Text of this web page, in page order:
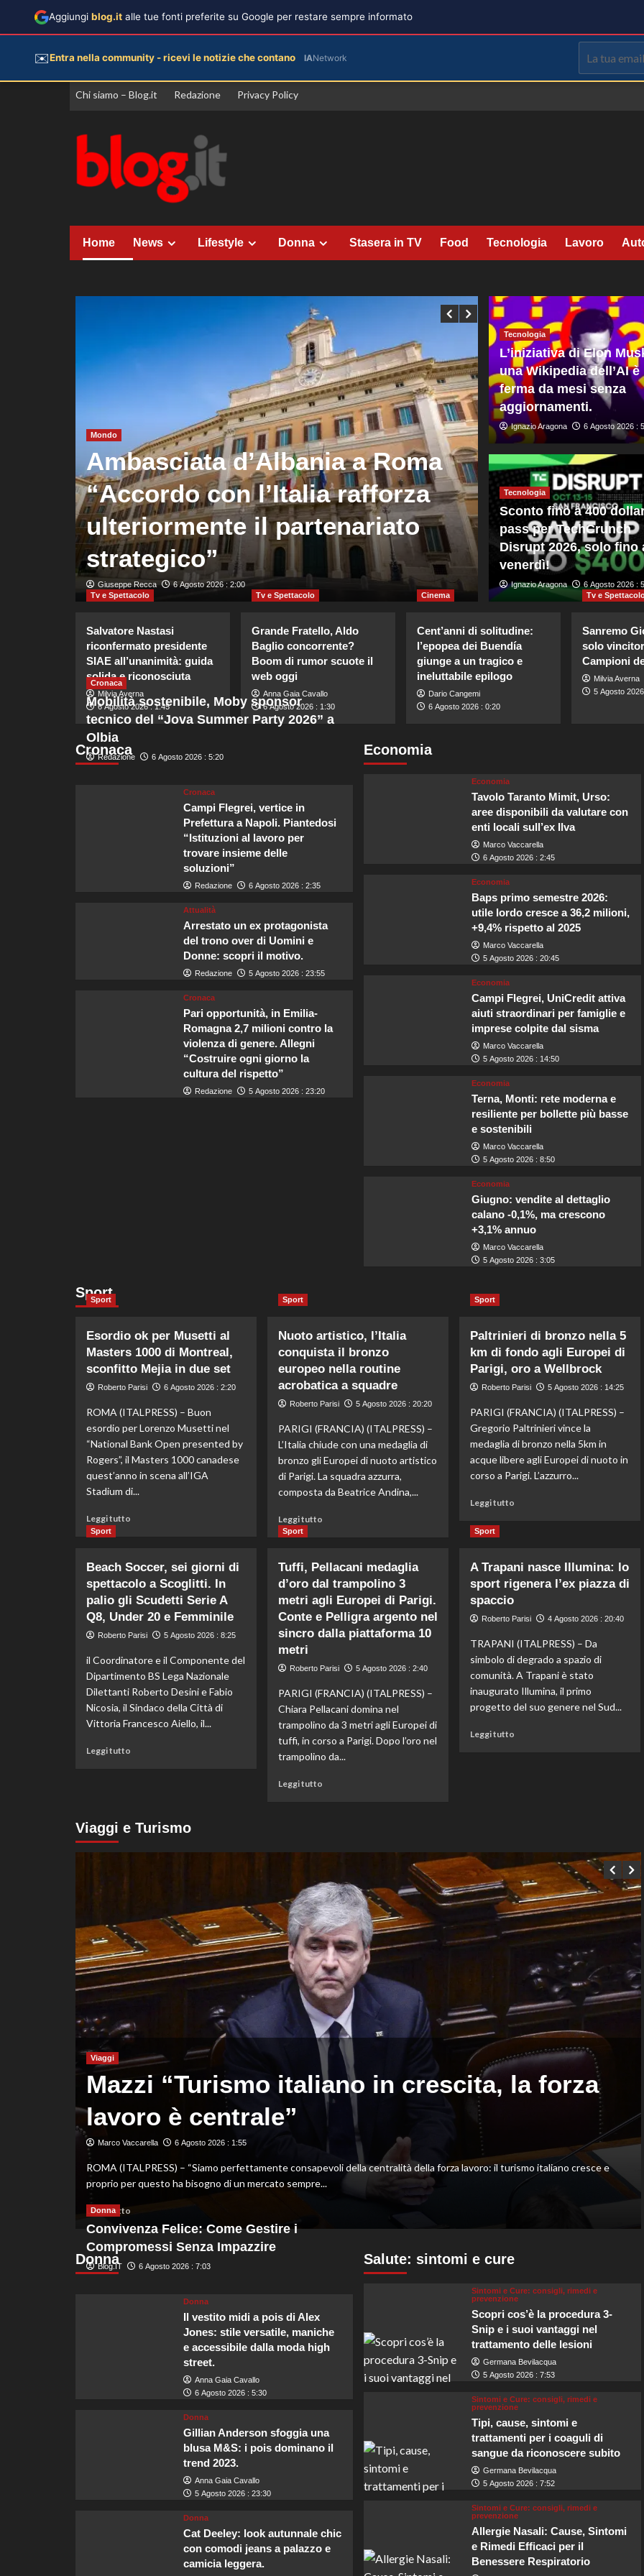
Vai
Chi siamo – Blog.it Redazione Privacy Policy
Home News Lifestyle Donna Stasera in TV Food Tecnologia Lavoro
Mondo
Ambasciata d’Albania a Roma
“Accordo con l’Italia rafforza
ulteriormente il partenariato
strategico”
Giuseppe Recca 6 Agosto 2026 : 2:00
Mondo
Netanyahu
grande
Israele non
senza
Giuseppe Recca 5 Agosto 2026 :
Tecnologia
L’iniziativa di Elon
una Wikipedia dell’AI è
ferma da mesi senza
aggiornamenti.
Ignazio Aragona 6 Agosto 2026 :
Tecnologia
Sconto fino a 400
pass per TechCrunch
Disrupt 2026, solo fino
venerdì!
Ignazio Aragona 6 Agosto 2026 :
Tv e Spettacolo
Salvatore Nastasi
riconfermato presidente
SIAE all’unanimità: guida
solida e riconosciuta
Milvia Averna
6 Agosto 2026 : 1:45
Tv e Spettacolo
Grande Fratello, Aldo
Baglio concorrente?
Boom di rumor scuote il
web oggi
Anna Gaia Cavallo
6 Agosto 2026 : 1:30
Cinema
Cent’anni di solitudine:
l’epopea dei Buendía
giunge a un tragico e
ineluttabile epilogo
Dario Cangemi
6 Agosto 2026 : 0:20
Tv e
Sanremo
solo
Campioni
Milvia Averna
5 Agosto
Cronaca
Cronaca
Mobilità sostenibile, Moby sponsor
tecnico del “Jova Summer Party 2026” a
Olbia
Redazione 6 Agosto 2026 : 5:20
Cronaca
Campi Flegrei, vertice in
Prefettura a Napoli. Piantedosi
“Istituzioni al lavoro per
trovare insieme delle
soluzioni”
Redazione 6 Agosto 2026 : 2:35
Attualità
Arrestato un ex protagonista
del trono over di Uomini e
Donne: scopri il motivo.
Redazione 5 Agosto 2026 : 23:55
Cronaca
Pari opportunità, in Emilia-
Romagna 2,7 milioni contro la
violenza di genere. Allegni
“Costruire ogni giorno la
cultura del rispetto”
Redazione 5 Agosto 2026 : 23:20
Economia
Economia
Tavolo Taranto Mimit, Urso:
aree disponibili da valutare con
enti locali sull’ex Ilva
Marco Vaccarella
6 Agosto 2026 : 2:45
Economia
Baps primo semestre 2026:
utile lordo cresce a 36,2 milioni,
+9,4% rispetto al 2025
Marco Vaccarella
5 Agosto 2026 : 20:45
Economia
Campi Flegrei, UniCredit attiva
aiuti straordinari per famiglie e
imprese colpite dal sisma
Marco Vaccarella
5 Agosto 2026 : 14:50
Economia
Terna, Monti: rete moderna e
resiliente per bollette più basse
e sostenibili
Marco Vaccarella
5 Agosto 2026 : 8:50
Economia
Giugno: vendite al dettaglio
calano -0,1%, ma crescono
+3,1% annuo
Marco Vaccarella
5 Agosto 2026 : 3:05
Sport
Sport
Esordio ok per Musetti al
Masters 1000 di Montreal,
sconfitto Mejia in due set
Roberto Parisi 6 Agosto 2026 : 2:20
ROMA (ITALPRESS) – Buon
esordio per Lorenzo Musetti nel
“National Bank Open presented by
Rogers”, il Masters 1000 canadese
quest’anno in scena all’IGA
Stadium di...
Leggi tuttoLeggi
Esordio
ok
per
Musetti
Masters
di
Montreal,
sconfitto
Mejia
in
set
Sport
Nuoto artistico, l’Italia
conquista il bronzo
europeo nella routine
acrobatica a squadre
Roberto Parisi 5 Agosto 2026 : 20:20
PARIGI (FRANCIA) (ITALPRESS) –
L’Italia chiude con una medaglia di
bronzo gli Europei di nuoto artistico
di Parigi. La squadra azzurra,
composta da Beatrice Andina,...
Leggi tuttoLeggi
Nuoto
artistico,
l’Italia
conquista
il
bronzo
nella
acrobatica
a
squadre
Sport
Paltrinieri di bronzo nella 5
km di fondo agli Europei di
Parigi, oro a Wellbrock
Roberto Parisi 5 Agosto 2026 : 14:25
PARIGI (FRANCIA) (ITALPRESS) –
Gregorio Paltrinieri vince la
medaglia di bronzo nella 5km in
acque libere agli Europei di nuoto in
corso a Parigi. L’azzurro...
Leggi tutto
di
bronzo
km
di
fondo
agli
Europei
di
Parigi,
Sport
Beach Soccer, sei giorni di
spettacolo a Scoglitti. In
palio gli Scudetti Serie A
Q8, Under 20 e Femminile
Roberto Parisi 5 Agosto 2026 : 8:25
il Coordinatore e il Componente del
Dipartimento BS Lega Nazionale
Dilettanti Roberto Desini e Fabio
Nicosia, il Sindaco della Città di
Vittoria Francesco Aiello, il...
Leggi tuttoLeggi
sei
palio
gli
Scudetti
Serie
A
Q8,
20
e
Sport
Tuffi, Pellacani medaglia
d’oro dal trampolino 3
metri agli Europei di Parigi.
Conte e Pelligra argento nel
sincro dalla piattaforma 10
metri
Roberto Parisi 5 Agosto 2026 : 2:40
PARIGI (FRANCIA) (ITALPRESS) –
Chiara Pellacani domina nel
trampolino da 3 metri agli Europei di
tuffi, in corso a Parigi. Dopo l’oro nel
trampolino da...
Leggi tuttoLeggi
Pellacani
dal
trampolino
3
metri
agli
Europei
di
Parigi.
Conte
e
Pelligra
argento
sincro
dalla
piattaforma
10
Sport
A Trapani nasce Illumina: lo
sport rigenera l’ex piazza di
spaccio
Roberto Parisi 4 Agosto 2026 : 20:40
TRAPANI (ITALPRESS) – Da
simbolo di degrado a spazio di
comunità. A Trapani è stato
inaugurato Illumina, il primo
progetto del suo genere nel Sud...
Leggi tutto
sport
rigenera
l’ex
piazza
di
spaccio
Viaggi e Turismo
Viaggi
Mazzi “Turismo italiano in crescita, la forza
lavoro è centrale”
Marco Vaccarella 6 Agosto 2026 : 1:55
ROMA (ITALPRESS) – “Siamo perfettamente consapevoli della centralità della forza lavoro: il turismo italiano cresce e
proprio per questo ha bisogno di un mercato sempre...
Leggi tuttoLeggi
più
su
Mazzi
Donna
Donna
Convivenza Felice: Come Gestire i
Compromessi Senza Impazzire
Blog.IT 6 Agosto 2026 : 7:03
Donna
Il vestito midi a pois di Alex
Jones: stile versatile, maniche
e accessibile dalla moda high
street.
Anna Gaia Cavallo
6 Agosto 2026 : 5:30
Donna
Gillian Anderson sfoggia una
blusa M&S: i pois dominano il
trend 2023.
Anna Gaia Cavallo
5 Agosto 2026 : 23:30
Donna
Cat Deeley: look autunnale chic
con comodi jeans a palazzo e
camicia leggera.
Salute: sintomi e cure
Sintomi e Cure: consigli, rimedi e
prevenzione
Scopri cos’è la procedura 3-
Snip e i suoi vantaggi nel
trattamento delle lesioni
Germana Bevilacqua
5 Agosto 2026 : 7:53
Sintomi e Cure: consigli, rimedi e
prevenzione
Tipi, cause, sintomi e
trattamenti per i coaguli di
sangue da riconoscere subito
Germana Bevilacqua
5 Agosto 2026 : 7:52
Sintomi e Cure: consigli, rimedi e
prevenzione
Allergie Nasali: Cause, Sintomi
e Rimedi Efficaci per il
Benessere Respiratorio
Aggiungi blog.it alle tue fonti preferite su Google per restare sempre informato
✉️Entra nella community - ricevi le notizie che contano IANetwork